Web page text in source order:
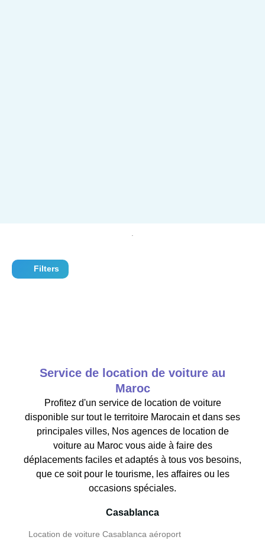
Filters
Service de location de voiture au
Maroc
Profitez d'un service de location de voiture
disponible sur tout le territoire Marocain et dans ses
principales villes, Nos agences de location de
voiture au Maroc vous aide à faire des
déplacements faciles et adaptés à tous vos besoins,
que ce soit pour le tourisme, les affaires ou les
occasions spéciales.
Casablanca
Location de voiture Casablanca aéroport